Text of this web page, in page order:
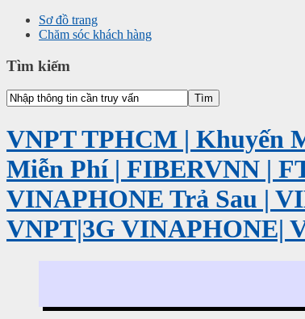
Sơ đồ trang
Chăm sóc khách hàng
Tìm kiếm
VNPT TPHCM | Khuyến
Miễn Phí | FIBERVNN |
VINAPHONE Trả Sau |
VNPT|3G VINAPHONE|